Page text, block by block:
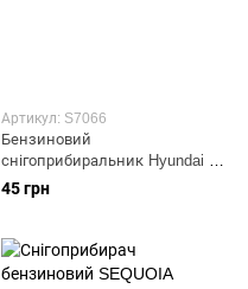
Артикул: S7066
Бензиновий
снігоприбиральник Hyundai S
7066
45 грн